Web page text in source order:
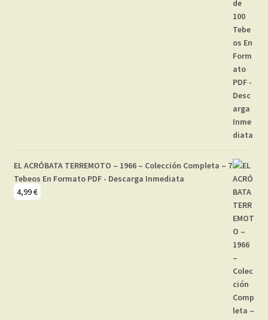
EL ACRÓBATA TERREMOTO – 1966 – Colección Completa – 7
Tebeos En Formato PDF - Descarga Inmediata
4,99€